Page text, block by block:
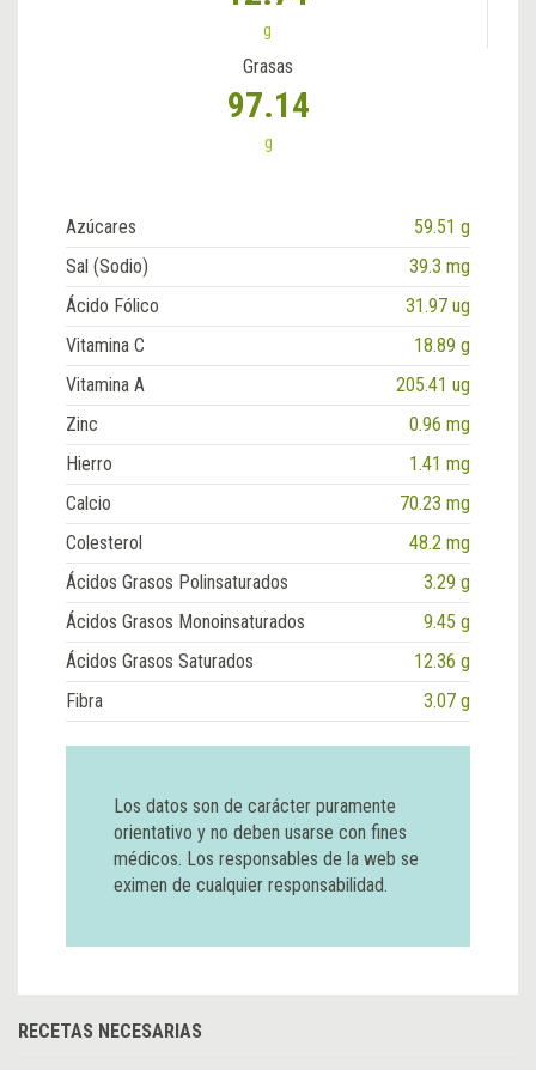
g
Grasas
97.14
g
Azúcares
59.51 g
Sal (Sodio)
39.3 mg
Ácido Fólico
31.97 ug
Vitamina C
18.89 g
Vitamina A
205.41 ug
Zinc
0.96 mg
Hierro
1.41 mg
Calcio
70.23 mg
Colesterol
48.2 mg
Ácidos Grasos Polinsaturados
3.29 g
Ácidos Grasos Monoinsaturados
9.45 g
Ácidos Grasos Saturados
12.36 g
Fibra
3.07 g
Los datos son de carácter puramente
orientativo y no deben usarse con fines
médicos. Los responsables de la web se
eximen de cualquier responsabilidad.
RECETAS NECESARIAS